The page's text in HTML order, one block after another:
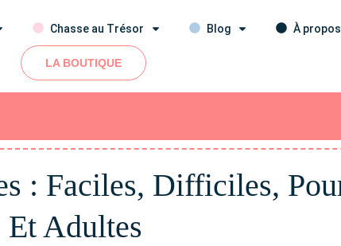
Chasse au Trésor Blog À propos
LA BOUTIQUE
: Faciles, Difficiles,
Et Adultes